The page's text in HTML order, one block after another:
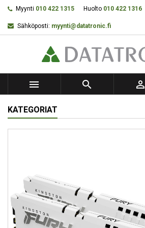
Myynti 010 422 1315 Huolto 010 422 1316
Sähköposti: myynti@datatronic.fi
  
KATEGORIAT